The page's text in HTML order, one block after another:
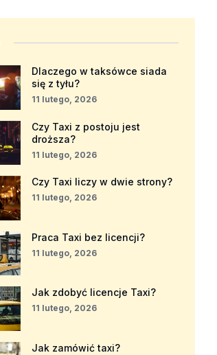
Dlaczego w taksówce siada
się z tyłu?
11 lutego, 2026
Czy Taxi z postoju jest
droższa?
11 lutego, 2026
Czy Taxi liczy w dwie strony?
11 lutego, 2026
Praca Taxi bez licencji?
11 lutego, 2026
Jak zdobyć licencje Taxi?
11 lutego, 2026
Jak zamówić taxi?